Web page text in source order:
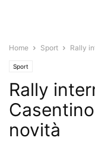
Home Sport Rally
Sport
Rally
novità